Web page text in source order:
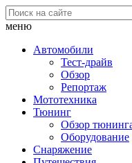
меню
Автомобили
Тест-драйв
Обзор
Репортаж
Мототехника
Тюнинг
Обзор
Оборудование
Снаряжение